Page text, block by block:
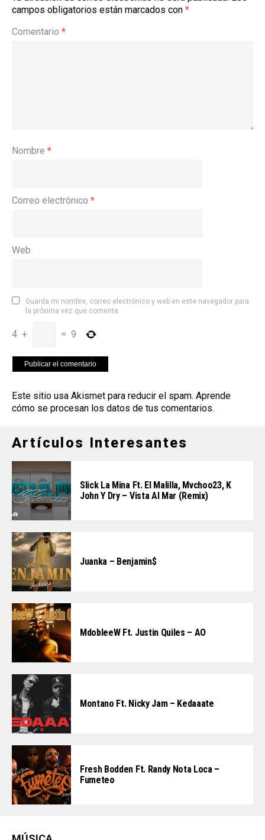
campos obligatorios están marcados con *
Comentario *
Nombre *
Correo electrónico *
Web
Guarda mi nombre, correo electrónico y web en este navegador para
la próxima vez que comente.
4 + = 9
Este sitio usa Akismet para reducir el spam. Aprende
cómo se procesan los datos de tus comentarios.
Artículos Interesantes
Slick La Mina Ft. El Malilla, Mvchoo23, K
John Y Dry – Vista Al Mar (Remix)
Juanka – Benjamin$
MdobleeW Ft. Justin Quiles – AO
Montano Ft. Nicky Jam – Kedaaate
Fresh Bodden Ft. Randy Nota Loca –
Fumeteo